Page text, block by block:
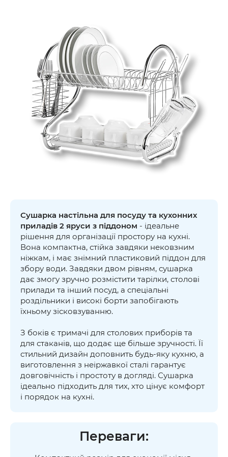
Сушарка настільна для посуду та кухонних
приладів 2 яруси з піддоном - ідеальне
рішення для організації простору на кухні.
Вона компактна, стійка завдяки нековзним
ніжкам, і має знімний пластиковий піддон для
збору води. Завдяки двом рівням, сушарка
дає змогу зручно розмістити тарілки, столові
прилади та інший посуд, а спеціальні
роздільники і високі борти запобігають
їхньому зісковзуванню.
З боків є тримачі для столових приборів та
для стаканів, що додає ще більше зручності. Її
стильний дизайн доповнить будь-яку кухню, а
виготовлення з неіржавкої сталі гарантує
довговічність і простоту в догляді. Сушарка
ідеально підходить для тих, хто цінує комфорт
і порядок на кухні.
Переваги: